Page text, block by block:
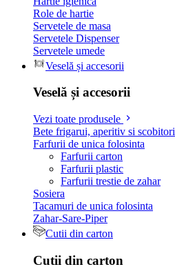
Role de hartie
Servetele de masa
Servetele Dispenser
Servetele umede
Veselă și accesorii
Veselă și accesorii
Vezi toate produsele
Bete frigarui, aperitiv si scobitori
Farfurii de unica folosinta
Farfurii carton
Farfurii plastic
Farfurii trestie de zahar
Sosiera
Tacamuri de unica folosinta
Zahar-Sare-Piper
Cutii din carton
Cutii din carton